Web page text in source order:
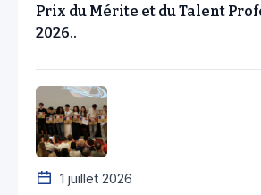
Prix du Mérite et du Talent
2026..
1 juillet 2026